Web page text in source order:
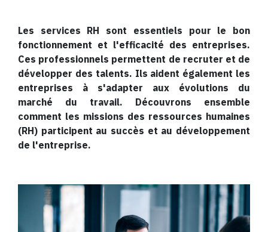
Les services RH sont essentiels pour le bon
fonctionnement et l'efficacité des entreprises.
Ces professionnels permettent de recruter et de
développer des talents. Ils aident également les
entreprises à s'adapter aux évolutions du
marché du travail. Découvrons ensemble
comment les missions des ressources humaines
(RH) participent au succès et au développement
de l'entreprise.